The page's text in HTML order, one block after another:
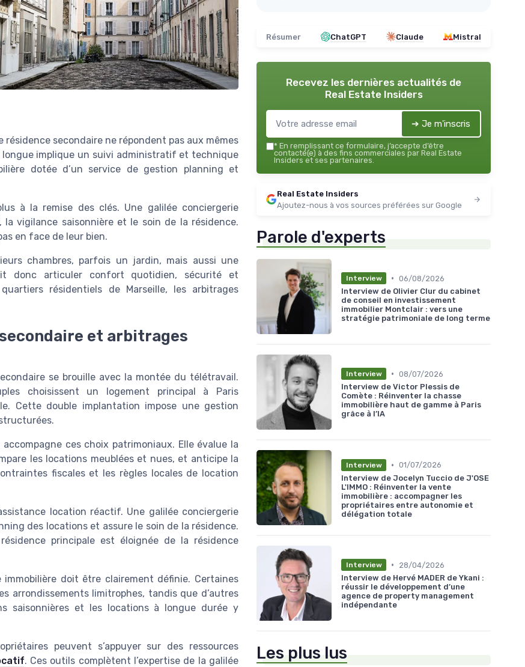
secondaire ne répondent pas aux mêmes
longue implique un suivi administratif et technique
dotée d’un service de gestion planning et
à la remise des clés. Une galilée conciergerie
vigilance saisonnière et le soin de la résidence.
en face de leur bien.
chambres, parfois un jardin, mais aussi une
donc articuler confort quotidien, sécurité et
résidentiels de Marseille, les arbitrages
et arbitrages
se brouille avec la montée du télétravail.
choisissent un logement principal à Paris
Cette double implantation impose une gestion
ces choix patrimoniaux. Elle évalue la
les locations meublées et nues, et anticipe la
fiscales et les règles locales de location
location réactif. Une galilée conciergerie
des locations et assure le soin de la résidence.
principale est éloignée de la résidence
doit être clairement définie. Certaines
arrondissements limitrophes, tandis que d’autres
saisonnières et les locations à longue durée y
peuvent s’appuyer sur des ressources
. Ces outils complètent l’expertise de la galilée
Résumer ChatGPT Claude Mistral
Recevez les dernières actualités de
Real Estate Insiders
➔ Je m'inscris
* En remplissant ce formulaire, j’accepte d’être
contacté(e) à des fins commerciales par Real Estate
Insiders et ses partenaires.
Real Estate Insiders
Ajoutez-nous à vos sources préférées sur Google
Parole d'experts
Interview • 06/08/2026
Interview de Olivier Clur du cabinet
de conseil en investissement
immobilier Montclair : vers une
stratégie patrimoniale de long terme
Interview • 08/07/2026
Interview de Victor Plessis de
Comète : Réinventer la chasse
immobilière haut de gamme à Paris
grâce à l’IA
Interview • 01/07/2026
Interview de Jocelyn Tuccio de J'OSE
L'IMMO : Réinventer la vente
immobilière : accompagner les
propriétaires entre autonomie et
délégation totale
Interview •
28/04/2026
Interview de Hervé MADER de Ykani :
réussir le développement d’une
agence de property management
indépendante
Les plus lus